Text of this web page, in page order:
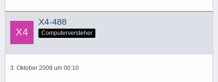
X4-488
Computerversteher
3. Oktober 2009 um 00:10